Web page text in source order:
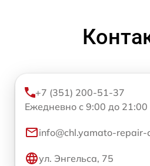
+7 (351) 200-51-37
Ежедневно с 9:00 до 21:00
info@chl.yamato-repair-
ул. Энгельса, 75